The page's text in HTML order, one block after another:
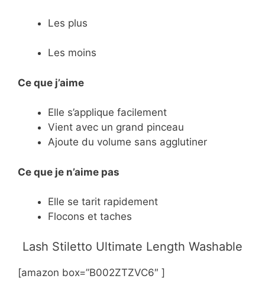
Les plus
Les moins
Ce que j’aime
Elle s’applique facilement
Vient avec un grand pinceau
Ajoute du volume sans agglutiner
Ce que je n’aime pas
Elle se tarit rapidement
Flocons et taches
​Lash Stiletto Ultimate Length Washable
[amazon box=”B002ZTZVC6″ ]